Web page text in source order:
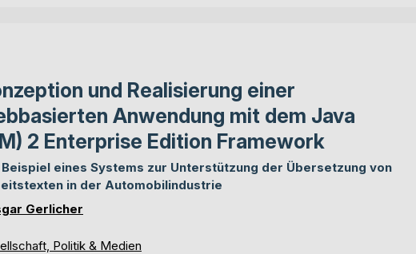
und Realisierung einer
Anwendung mit dem Java
2 Enterprise Edition Framework
Beispiel eines Systems zur Unterstützung der Übersetzung von
in der Automobilindustrie
Gerlicher
Politik & Medien